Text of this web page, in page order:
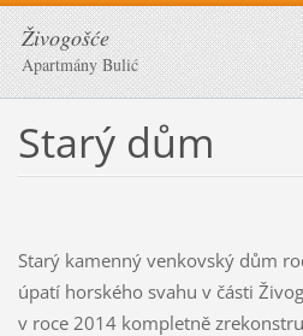
Živogošće
Apartmány Bulić
Starý dům
Starý kamenný venkovský dům
úpatí horského svahu v části
v roce 2014 kompletně